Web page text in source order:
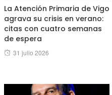
La Atención Primaria de Vigo
agrava su crisis en verano:
citas con cuatro semanas
de espera
Posted
31 julio 2026